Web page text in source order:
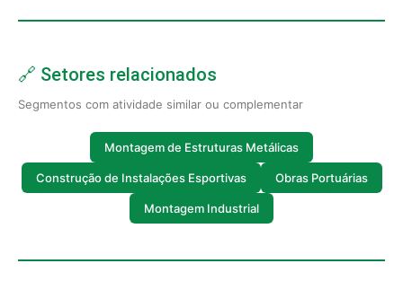
🔗 Setores relacionados
Segmentos com atividade similar ou complementar
Montagem de Estruturas Metálicas
Construção de Instalações Esportivas Obras Portuárias
Montagem Industrial